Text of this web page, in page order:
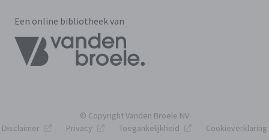
Een online bibliotheek van
© Copyright Vanden Broele NV
Disclaimer
Privacy Toegankelijkheid Cookieverklaring